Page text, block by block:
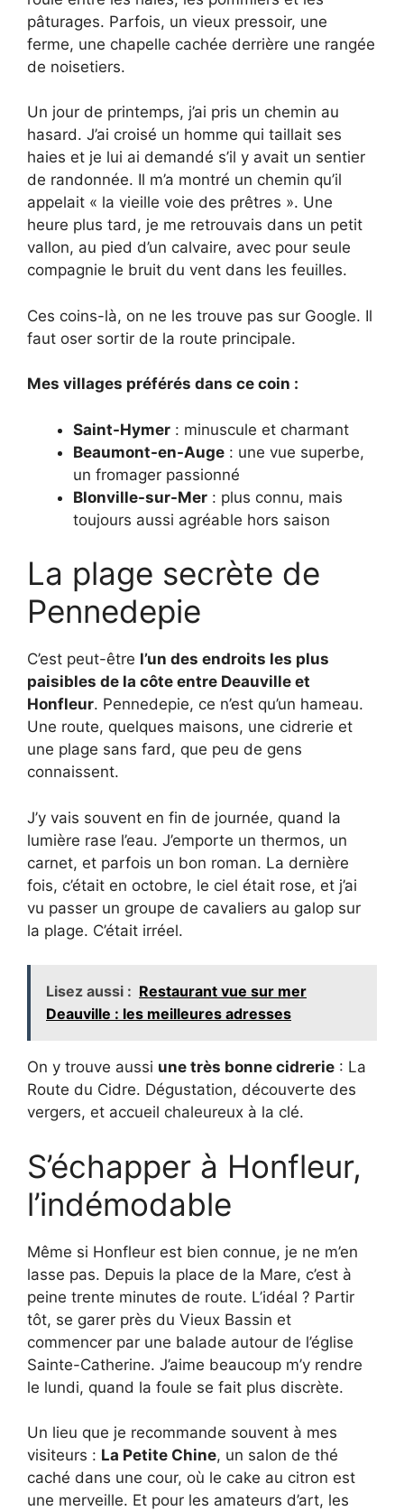
pâturages. Parfois, un vieux pressoir, une
ferme, une chapelle cachée derrière une rangée
de noisetiers.
Un jour de printemps, j’ai pris un chemin au
hasard. J’ai croisé un homme qui taillait ses
haies et je lui ai demandé s’il y avait un sentier
de randonnée. Il m’a montré un chemin qu’il
appelait « la vieille voie des prêtres ». Une
heure plus tard, je me retrouvais dans un petit
vallon, au pied d’un calvaire, avec pour seule
compagnie le bruit du vent dans les feuilles.
Ces coins-là, on ne les trouve pas sur Google. Il
faut oser sortir de la route principale.
Mes villages préférés dans ce coin :
Saint-Hymer : minuscule et charmant
Beaumont-en-Auge : une vue superbe,
un fromager passionné
Blonville-sur-Mer : plus connu, mais
toujours aussi agréable hors saison
La plage secrète de
Pennedepie
C’est peut-être l’un des endroits les plus
paisibles de la côte entre Deauville et
Honfleur. Pennedepie, ce n’est qu’un hameau.
Une route, quelques maisons, une cidrerie et
une plage sans fard, que peu de gens
connaissent.
J’y vais souvent en fin de journée, quand la
lumière rase l’eau. J’emporte un thermos, un
carnet, et parfois un bon roman. La dernière
fois, c’était en octobre, le ciel était rose, et j’ai
vu passer un groupe de cavaliers au galop sur
la plage. C’était irréel.
Lisez aussi : Restaurant vue sur mer
Deauville : les meilleures adresses
On y trouve aussi une très bonne cidrerie : La
Route du Cidre. Dégustation, découverte des
vergers, et accueil chaleureux à la clé.
S’échapper à Honfleur,
l’indémodable
Même si Honfleur est bien connue, je ne m’en
lasse pas. Depuis la place de la Mare, c’est à
peine trente minutes de route. L’idéal ? Partir
tôt, se garer près du Vieux Bassin et
commencer par une balade autour de l’église
Sainte-Catherine. J’aime beaucoup m’y rendre
le lundi, quand la foule se fait plus discrète.
Un lieu que je recommande souvent à mes
visiteurs : La Petite Chine, un salon de thé
caché dans une cour, où le cake au citron est
une merveille. Et pour les amateurs d’art, les